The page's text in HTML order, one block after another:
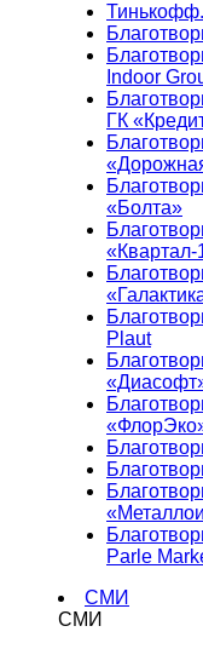
Indoor
ГК
«Болта»
«Квартал-
Plaut
Parle
СМИ
СМИ